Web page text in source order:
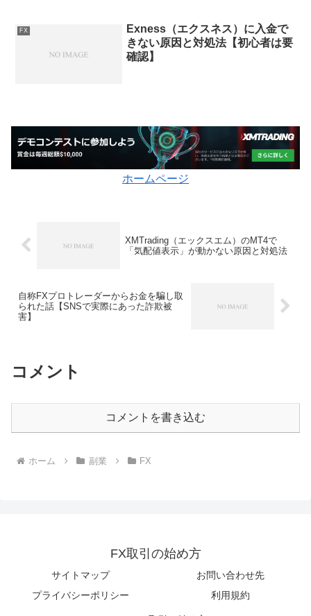
FX
Exness（エクスネス）に入金で
きない原因と対処法【初心者は要
確認】
ホームページ
XMTrading（エックスエム）のMT4で
「気配値表示」が動かない原因と対処法
自称FXプロトレーダーからお金を騙し取
られた話【SNSで実際にあった詐欺被
害】
コメント
コメントを書き込む
ホーム 副業 FX
FX取引の始め方
サイトマップ
お問い合わせ先
プライバシーポリシー
利用規約